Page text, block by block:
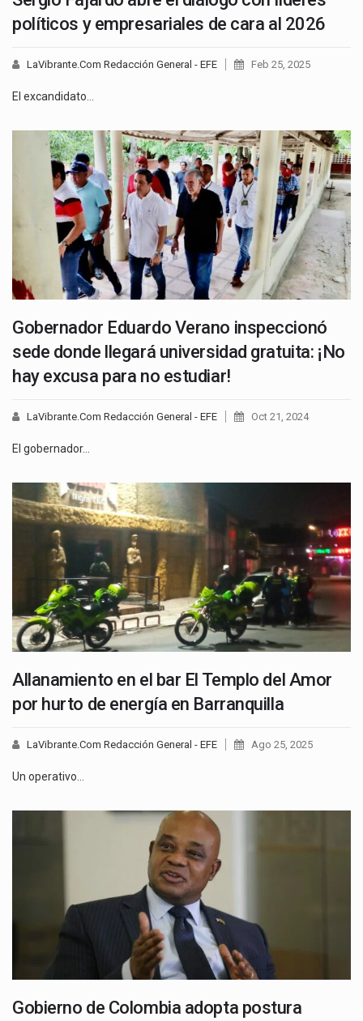
políticos y empresariales de cara al 2026
LaVibrante.Com Redacción General - EFE Feb 25, 2025
El excandidato…
Gobernador Eduardo Verano inspeccionó
sede donde llegará universidad gratuita: ¡No
hay excusa para no estudiar!
LaVibrante.Com Redacción General - EFE Oct 21, 2024
El gobernador…
Allanamiento en el bar El Templo del Amor
por hurto de energía en Barranquilla
LaVibrante.Com Redacción General - EFE Ago 25, 2025
Un operativo…
Gobierno de Colombia adopta postura